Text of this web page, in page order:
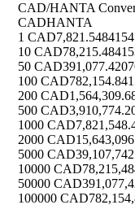
CAD/HANTA
CADHANTA
1 CAD
10 CAD
50 CAD
100 CAD
200 CAD
500 CAD
1000 CAD
2000 CAD
5000 CAD
10000 CAD
50000 CAD
100000 CAD